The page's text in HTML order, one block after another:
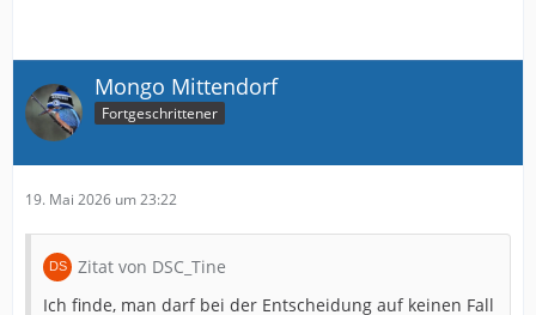
Mongo Mittendorf
Fortgeschrittener
19. Mai 2026 um 23:22
Zitat von DSC_Tine
Ich finde, man darf bei der Entscheidung auf keinen Fall